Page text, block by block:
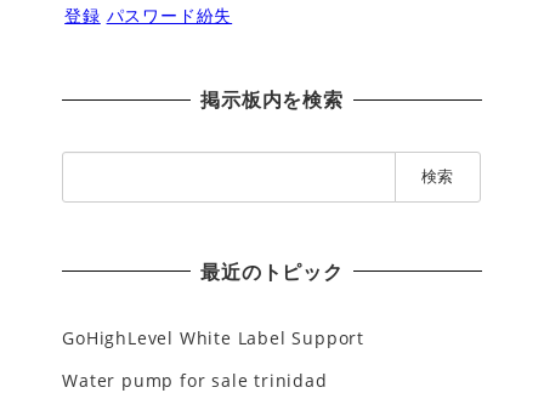
登録 パスワード紛失
掲示板内を検索
索
最近のトピック
GoHighLevel White Label Support
Water pump for sale trinidad